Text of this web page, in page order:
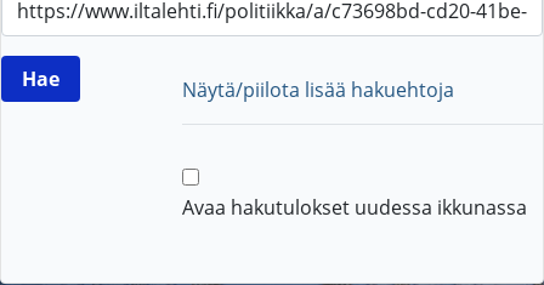
Näytä/piilota lisää hakuehtoja
Avaa hakutulokset uudessa ikkunassa